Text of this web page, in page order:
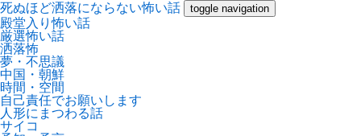
死ぬほど洒落にならない怖い話 toggle navigation
殿堂入り怖い話
厳選怖い話
洒落怖
夢・不思議
中国・朝鮮
時間・空間
自己責任でお願いします
人形にまつわる話
サイコ